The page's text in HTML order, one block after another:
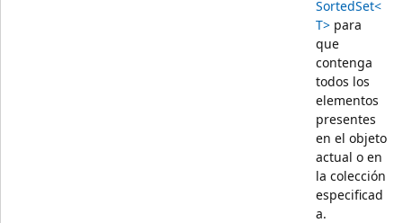
SortedSet<
T> para
que
contenga
todos los
elementos
presentes
en el objeto
actual o en
la colección
especificad
a.